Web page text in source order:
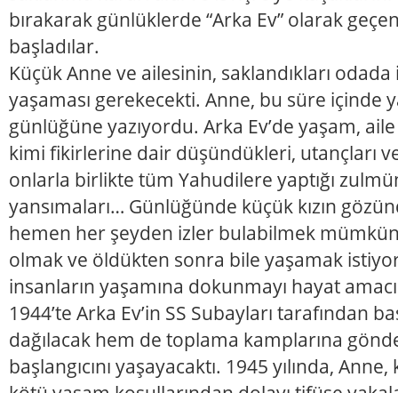
bırakarak günlüklerde “Arka Ev” olarak
başladılar.
Küçük Anne ve ailesinin, saklandıkları odada
yaşaması gerekecekti. Anne, bu süre içinde
günlüğüne yazıyordu. Arka Ev’de yaşam,
kimi fikirlerine dair düşündükleri, utançları
onlarla birlikte tüm Yahudilere yaptığı
yansımaları… Günlüğünde küçük kızın
hemen her şeyden izler bulabilmek
olmak ve öldükten sonra bile yaşamak
insanların yaşamına dokunmayı hayat
1944’te Arka Ev’in SS Subayları tarafından
dağılacak hem de toplama kamplarına
başlangıcını yaşayacaktı. 1945 yılında,